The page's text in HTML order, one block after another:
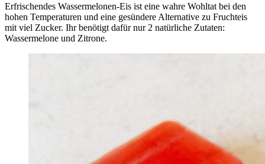
Erfrischendes Wassermelonen-Eis ist eine wahre Wohltat bei den
hohen Temperaturen und eine gesündere Alternative zu Fruchteis
mit viel Zucker. Ihr benötigt dafür nur 2 natürliche Zutaten:
Wassermelone und Zitrone.